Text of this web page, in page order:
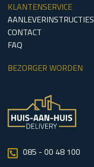
KLANTENSERVICE
AANLEVERINSTRUCTIES
CONTACT
FAQ
BEZORGER WORDEN
085 - 00 48 100